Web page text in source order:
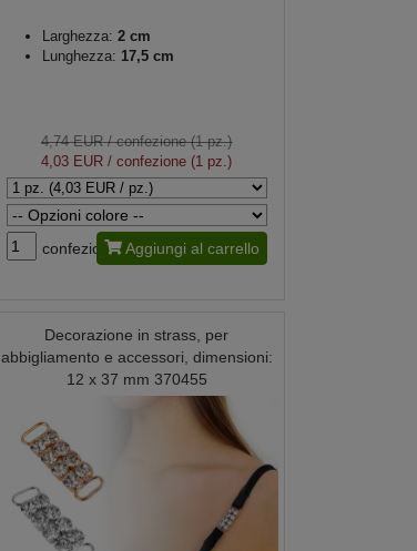
Larghezza: 2 cm
Lunghezza: 17,5 cm
4,74 EUR/ confezione (1 pz.)
4,03 EUR / confezione (1 pz.)
confezione Aggiungi al carrello
Decorazione in strass, per
abbigliamento e accessori, dimensioni:
12 x 37 mm 370455